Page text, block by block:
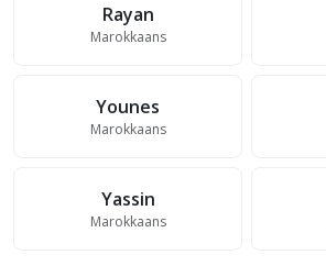
Rayan
Marokkaans
Younes
Marokkaans
Yassin
Marokkaans